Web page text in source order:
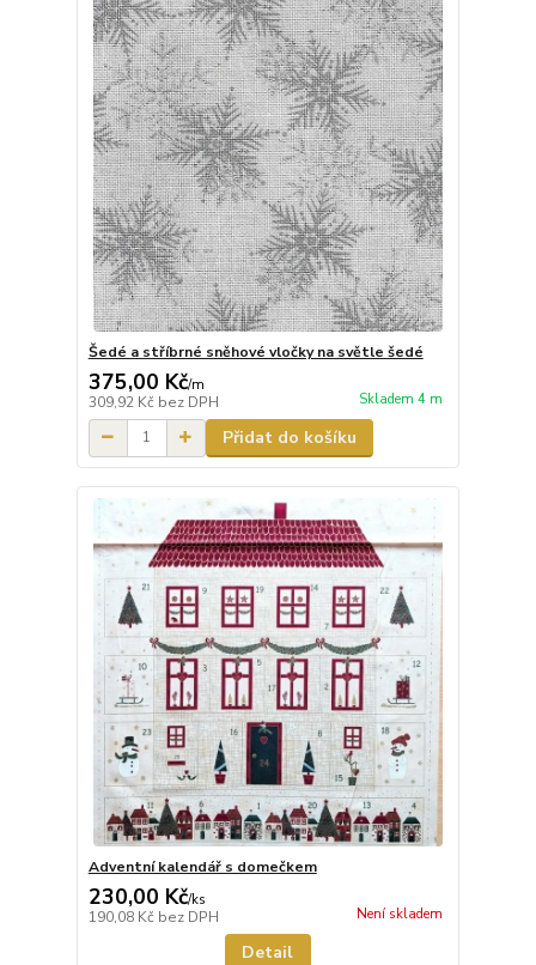
Šedé a stříbrné sněhové vločky na světle šedé
375,00 Kč/m
309,92 Kč bez DPH Skladem 4 m
Přidat do košíku
Adventní kalendář s domečkem
230,00 Kč/ks
190,08 Kč bez DPH Není skladem
Detail